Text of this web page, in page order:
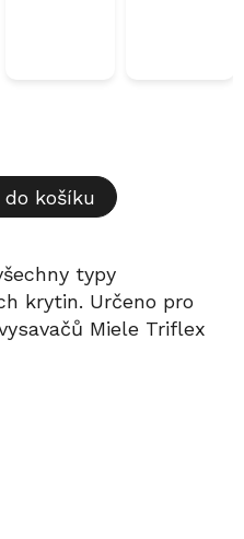
do košíku
typy
krytin. Určeno pro
Miele Triflex